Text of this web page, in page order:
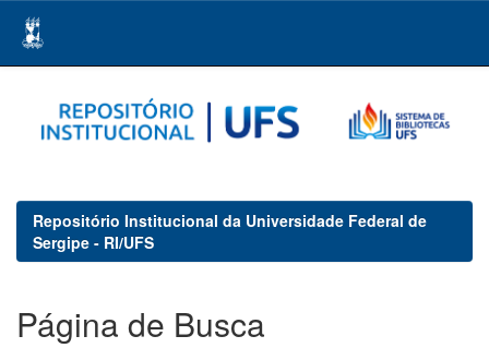
navigation
Repositório Institucional da Universidade Federal de
Sergipe - RI/UFS
Página de Busca